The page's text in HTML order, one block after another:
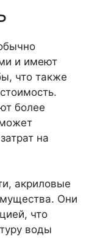
и имеют
что также
более
на
акриловые
Они
что
воды